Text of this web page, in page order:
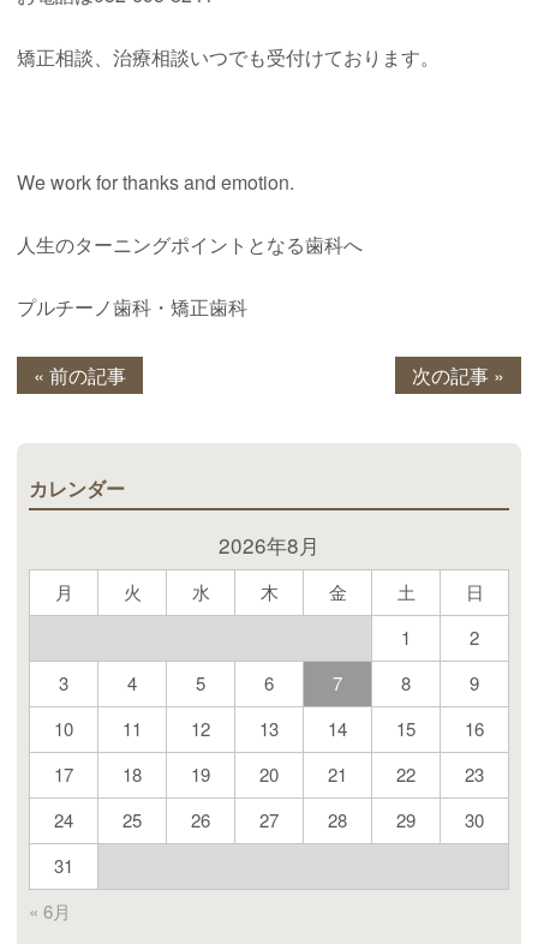
矯正相談、治療相談いつでも受付けております。
We work for thanks and emotion.
人生のターニングポイントとなる歯科へ
プルチーノ歯科・矯正歯科
« 前の記事 次の記事 »
カレンダー
2026年8月
月 火 水 木 金 土 日
« 6月
1
2
3
4 5 6 7 8
9
10
11 12 13 14 15
16
17
18 19 20 21 22
23
24
25 26 27 28 29
30
31